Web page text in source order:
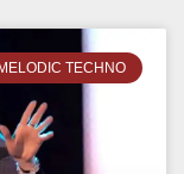
TECHNO